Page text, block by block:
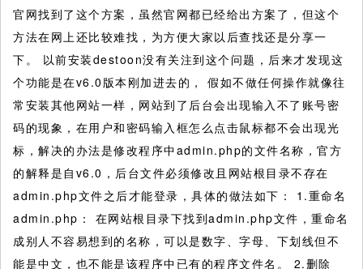
官网找到了这个方案，虽然官网都已经给出方案了，但这个
方法在网上还比较难找，为方便大家以后查找还是分享一
下。
以前安装destoon没有关注到这个问题，后来才发现这
个功能是在v6.0版本刚加进去的， 假如不做任何操作就像往
常安装其他网站一样，网站到了后台会出现输入不了账号密
码的现象，在用户和密码输入框怎么点击鼠标都不会出现光
标，解决的办法是修改程序中admin.php的文件名称，官方
的解释是自v6.0，后台文件必须修改且网站根目录不存在
admin.php文件之后才能登录，具体的做法如下： 1.重命名
admin.php： 在网站根目录下找到admin.php文件，重命名
成别人不容易想到的名称，可以是数字、字母、下划线但不
能是中文，也不能是该程序中已有的程序文件名。 2.删除